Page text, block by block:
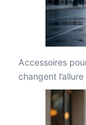
Accessoires
changent l’allure